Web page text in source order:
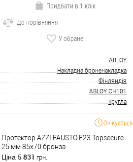
Придбати в 1 клік
До порівняння
У обране
ABLOY
Накладна броненакладка
Фінляндія
ABLOY CH101
кругла
Очікується
Протектор AZZI FAUSTO F23 Topsecure
25 мм 85х70 бронза
Ціна 5 831 грн.